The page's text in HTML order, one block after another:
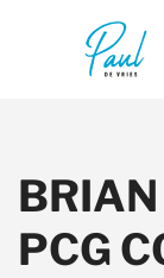
PCG